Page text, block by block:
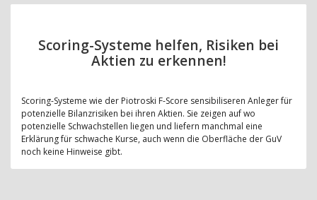
Scoring-Systeme helfen, Risiken bei
Aktien zu erkennen!
Scoring-Systeme wie der Piotroski F-Score sensibiliseren Anleger für
potenzielle Bilanzrisiken bei ihren Aktien. Sie zeigen auf wo
potenzielle Schwachstellen liegen und liefern manchmal eine
Erklärung für schwache Kurse, auch wenn die Oberfläche der GuV
noch keine Hinweise gibt.